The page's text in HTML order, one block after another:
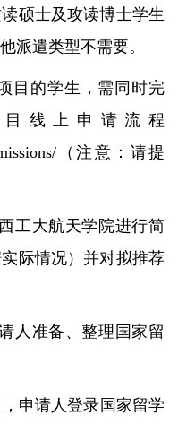
硕士及攻读博士学生
派遣类型不需要。
目的学生，需同时完
线上申请流程
（注意：请提
工大航天学院进行简
际情况）并对拟推荐
人准备、整理国家留
申请人登录国家留学